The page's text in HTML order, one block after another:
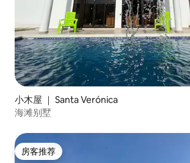
小木屋 ｜ Santa Verónica
海滩别墅
房客推荐
房客推荐